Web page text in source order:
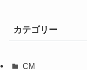
カテゴリー
CM